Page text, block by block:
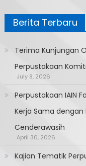
Jalin
Berita Terbaru
Terima Kunjungan
Perpustakaan
July 8, 2026
Perpustakaan IAIN
Kerja Sama
Cenderawasih
April 30, 2026
Kajian Tematik